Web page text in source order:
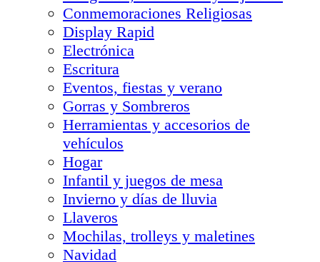
Conmemoraciones Religiosas
Display Rapid
Electrónica
Escritura
Eventos, fiestas y verano
Gorras y Sombreros
Herramientas y accesorios de
vehículos
Hogar
Infantil y juegos de mesa
Invierno y días de lluvia
Llaveros
Mochilas, trolleys y maletines
Navidad